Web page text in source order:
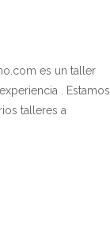
es un taller
. Estamos
talleres a